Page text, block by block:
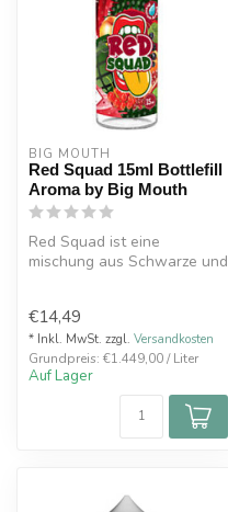
BIG MOUTH
Red Squad 15ml Bottlefill
Aroma by Big Mouth
Red Squad ist eine
mischung aus Schwarze und
€14,49
* Inkl. MwSt. zzgl. Versandkosten
Grundpreis: €1.449,00 / Liter
Auf Lager